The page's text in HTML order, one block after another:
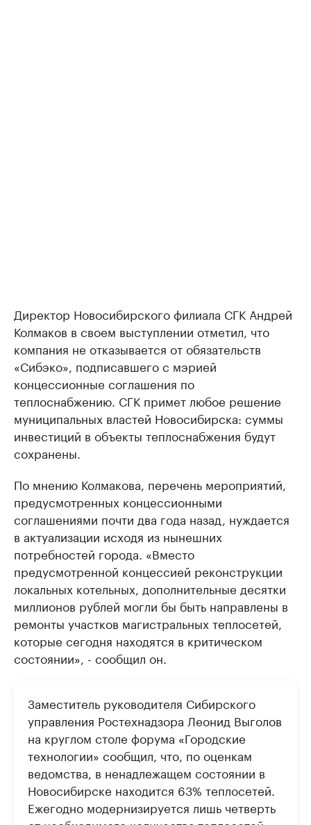
Директор Новосибирского филиала СГК Андрей
Колмаков в своем выступлении отметил, что
компания не отказывается от обязательств
«Сибэко», подписавшего с мэрией
концессионные соглашения по
теплоснабжению. СГК примет любое решение
муниципальных властей Новосибирска: суммы
инвестиций в объекты теплоснабжения будут
сохранены.
По мнению Колмакова, перечень мероприятий,
предусмотренных концессионными
соглашениями почти два года назад, нуждается
в актуализации исходя из нынешних
потребностей города. «Вместо
предусмотренной концессией реконструкции
локальных котельных, дополнительные десятки
миллионов рублей могли бы быть направлены в
ремонты участков магистральных теплосетей,
которые сегодня находятся в критическом
состоянии», - сообщил он.
Заместитель руководителя Сибирского
управления Ростехнадзора Леонид Выголов
на круглом столе форума «Городские
технологии» сообщил, что, по оценкам
ведомства, в ненадлежащем состоянии в
Новосибирске находится 63% теплосетей.
Ежегодно модернизируется лишь четверть